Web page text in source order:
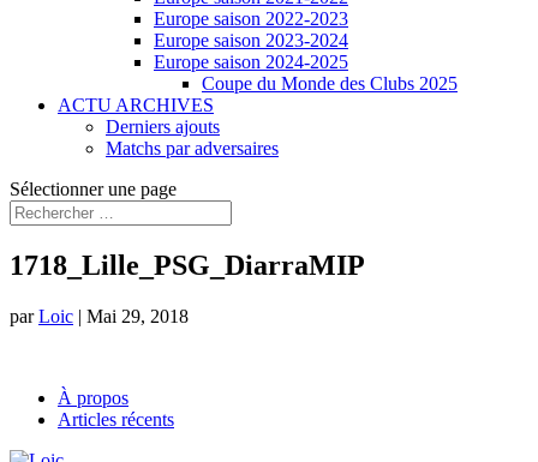
Europe saison 2022-2023
Europe saison 2023-2024
Europe saison 2024-2025
Coupe du Monde des Clubs 2025
ACTU ARCHIVES
Derniers ajouts
Matchs par adversaires
Sélectionner une page
1718_Lille_PSG_DiarraMIP
parLoic | Mai 29, 2018
À propos
Articles récents